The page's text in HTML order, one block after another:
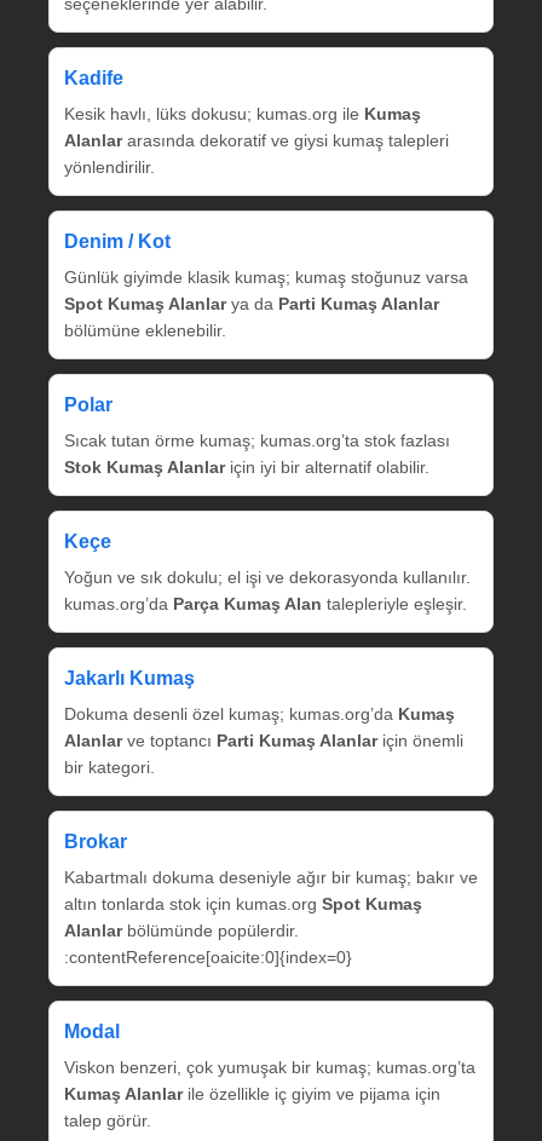
Kadife
Kesik havlı, lüks dokusu; kumas.org ile Kumaş
Alanlararasında dekoratif ve giysi kumaş talepleri
yönlendirilir.
Denim / Kot
Günlük giyimde klasik kumaş; kumaş stoğunuz varsa
Spot Kumaş Alanlarya da Parti Kumaş Alanlar
bölümüne eklenebilir.
Polar
Sıcak tutan örme kumaş; kumas.org’ta stok fazlası
Stok Kumaş Alanlariçin iyi bir alternatif olabilir.
Keçe
Yoğun ve sık dokulu; el işi ve dekorasyonda kullanılır.
kumas.org’da Parça Kumaş Alan talepleriyle eşleşir.
Jakarlı Kumaş
Dokuma desenli özel kumaş; kumas.org’da Kumaş
Alanlarve toptancı Parti Kumaş Alanlariçin önemli
bir kategori.
Brokar
Kabartmalı dokuma deseniyle ağır bir kumaş; bakır ve
altın tonlarda stok için kumas.org Spot Kumaş
Alanlarbölümünde popülerdir.
:contentReference[oaicite:0]{index=0}
Modal
Viskon benzeri, çok yumuşak bir kumaş; kumas.org’ta
Kumaş Alanlarile özellikle iç giyim ve pijama için
talep görür.